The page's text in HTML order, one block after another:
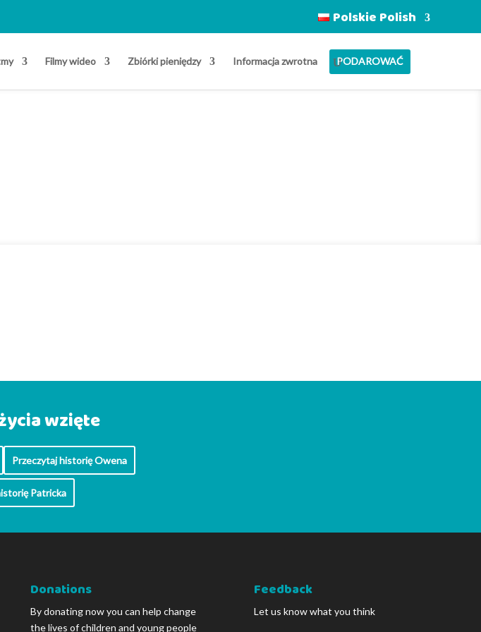
Polskie Polish
Filmy wideo Zbiórki pieniędzy Informacja zwrotna PODAROWAĆ
wzięte
Przeczytaj historię Owena
Patricka
Donations
By donating now you can help change
the lives of children and young people
Feedback
Let us know what you think